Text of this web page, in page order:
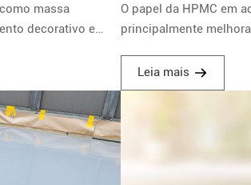
massa
decorativo e
falhas ou
para torná-lo
‌O papel da HPMC em
principalmente
construção e fornecer
Leia mais